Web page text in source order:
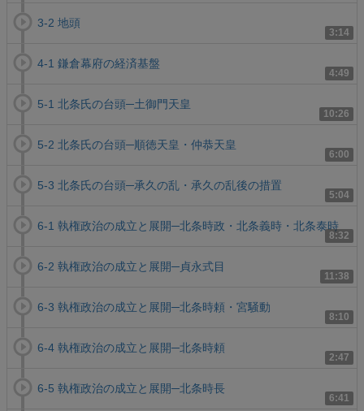
3:14
3-2 地頭
4:49
4-1 鎌倉幕府の経済基盤
10:26
5-1 北条氏の台頭─土御門天皇
6:00
5-2 北条氏の台頭─順徳天皇・仲恭天皇
5:04
5-3 北条氏の台頭─承久の乱・承久の乱後の措置
8:32
6-1 執権政治の成立と展開─北条時政・北条義時・北条泰時
11:38
6-2 執権政治の成立と展開─貞永式目
8:10
6-3 執権政治の成立と展開─北条時頼・宮騒動
2:47
6-4 執権政治の成立と展開─北条時頼
6:41
6-5 執権政治の成立と展開─北条時長